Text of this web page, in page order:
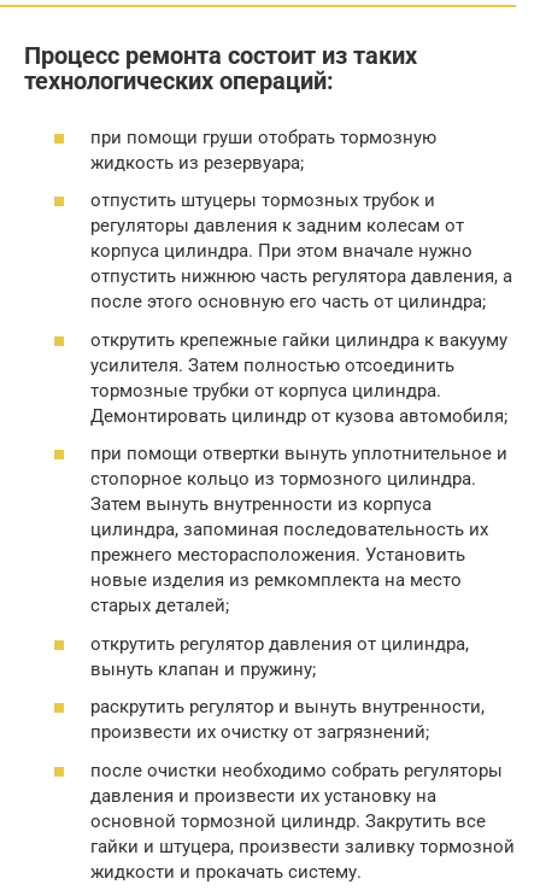
Процесс ремонта состоит из таких
технологических операций:
при помощи груши отобрать тормозную
жидкость из резервуара;
отпустить штуцеры тормозных трубок и
регуляторы давления к задним колесам от
корпуса цилиндра. При этом вначале нужно
отпустить нижнюю часть регулятора давления, а
после этого основную его часть от цилиндра;
открутить крепежные гайки цилиндра к вакууму
усилителя. Затем полностью отсоединить
тормозные трубки от корпуса цилиндра.
Демонтировать цилиндр от кузова автомобиля;
при помощи отвертки вынуть уплотнительное и
стопорное кольцо из тормозного цилиндра.
Затем вынуть внутренности из корпуса
цилиндра, запоминая последовательность их
прежнего месторасположения. Установить
новые изделия из ремкомплекта на место
старых деталей;
открутить регулятор давления от цилиндра,
вынуть клапан и пружину;
раскрутить регулятор и вынуть внутренности,
произвести их очистку от загрязнений;
после очистки необходимо собрать регуляторы
давления и произвести их установку на
основной тормозной цилиндр. Закрутить все
гайки и штуцера, произвести заливку тормозной
жидкости и прокачать систему.